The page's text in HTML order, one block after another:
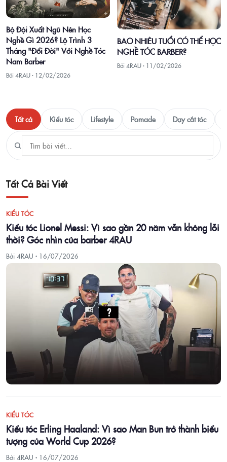
Bộ Đội Xuất Ngũ Nên Học
Nghề Gì 2026? Lộ Trình 3
Tháng "Đổi Đời" Với Nghề Tóc
Nam Barber
Bởi 4RAU · 12/02/2026
BAO NHIÊU TUỔI CÓ THỂ HỌC
NGHỀ TÓC BARBER?
Bởi 4RAU · 11/02/2026
Tất cả Kiểu tóc Lifestyle Pomade Dạy cắt tóc
Tất Cả Bài Viết
KIỂU TÓC
Kiểu tóc Lionel Messi: Vì sao gần 20 năm vẫn không lỗi
thời? Góc nhìn của barber 4RAU
Bởi 4RAU · 16/07/2026
KIỂU TÓC
Kiểu tóc Erling Haaland: Vì sao Man Bun trở thành biểu
tượng của World Cup 2026?
Bởi 4RAU · 16/07/2026